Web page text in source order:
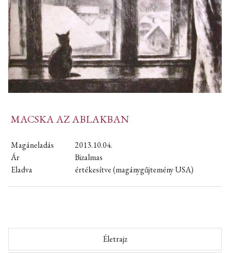
MACSKA AZ ABLAKBAN
Magáneladás
2013.10.04.
Ár
Bizalmas
Eladva
értékesítve (magánygűjtemény USA)
Életrajz